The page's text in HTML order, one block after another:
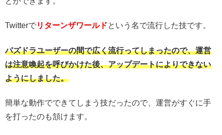
Twitterでリターンザワールドという名で流行した技です。
パズドラユーザーの間で広く流行ってしまったので、運営
は注意喚起を呼びかけた後、アップデートによりできない
ようにしました。
簡単な動作でできてしまう技だったので、運営がすぐに手
を打ったのも頷けます。